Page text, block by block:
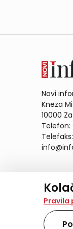
Na
također
Pravila
Novi
Kneza
10000